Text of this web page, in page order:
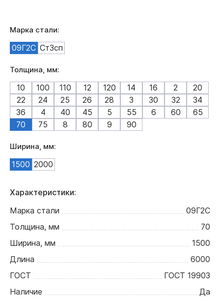
Марка стали:
09Г2С Ст3сп
Толщина, мм:
10 100 110 12 120 14 16 2
20
22
24 25 26 28 3 30 32
34
36
4 40 45 5 55 6 60
65
70
75 8 80 9 90
Ширина, мм:
1500 2000
Характеристики:
Марка стали
09Г2С
Толщина, мм
70
Ширина, мм
1500
Длина
6000
ГОСТ
ГОСТ 19903
Наличие
Да